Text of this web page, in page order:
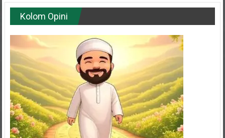
Kolom Opini